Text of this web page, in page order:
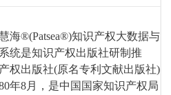
海®(Patsea®)知识产权大数据与
统是知识产权出版社研制推
权出版社(原名专利文献出版社)
年8月，是中国国家知识产权局